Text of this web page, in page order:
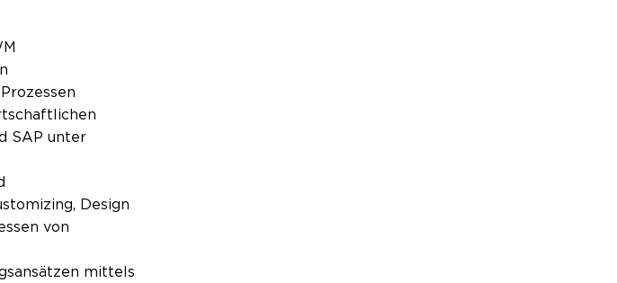
SAP unter
Design
von
mittels